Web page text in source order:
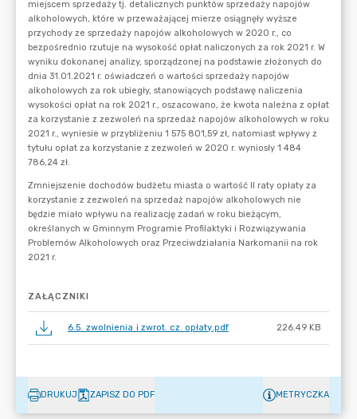
ZAŁĄCZNIKI
6.5. zwolnienia i zwrot. cz. opłaty.pdf 226.49 KB
DRUKUJ ZAPISZ DO PDF METRYCZKA